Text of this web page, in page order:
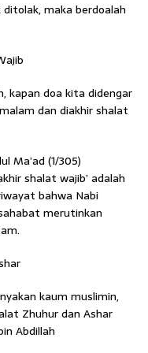
maka berdoalah
kapan doa kita didengar
dan diakhir shalat
Ma’ad (1/305)
shalat wajib’ adalah
bahwa Nabi
merutinkan
kaum muslimin,
Zhuhur dan Ashar
Abdillah